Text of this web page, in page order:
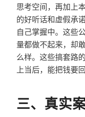
思考空间，再加上
的好听话和虚假承
自己掌握中。这些
量都做不起来，却
么样。这些搞套路
上当后，能把钱要回
三、真实